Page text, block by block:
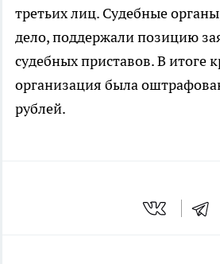
третьих лиц. Судебные
дело, поддержали позицию
судебных приставов. В итоге
организация была
рублей.